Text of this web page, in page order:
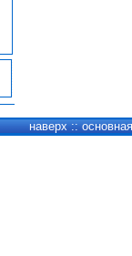
наверх ::основная